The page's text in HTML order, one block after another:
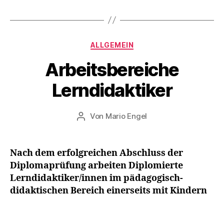
Kategorien
ALLGEMEIN
Arbeitsbereiche
Lerndidaktiker
Beitragsautor
Von Mario EngelVeröffentlichungsdatum
7
J
li
2
0
Nach dem erfolgreichen Abschluss der
Diplomaprüfung arbeiten Diplomierte
Lerndidaktiker/innenim pädagogisch-
didaktischen Bereich einerseits mit Kindern